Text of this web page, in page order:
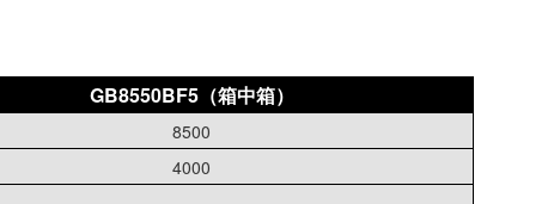
GB8550BF5（箱中箱）
8500
4000